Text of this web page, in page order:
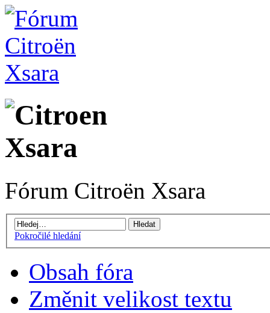
Fórum Citroën Xsara
Pokročilé hledání
Obsah fóra
Změnit velikost textu